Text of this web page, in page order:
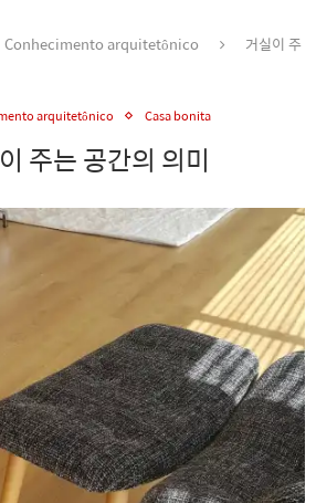
Conhecimento arquitetônico
거실이 주
arquitetônico Casa bonita
주는 공간의 의미